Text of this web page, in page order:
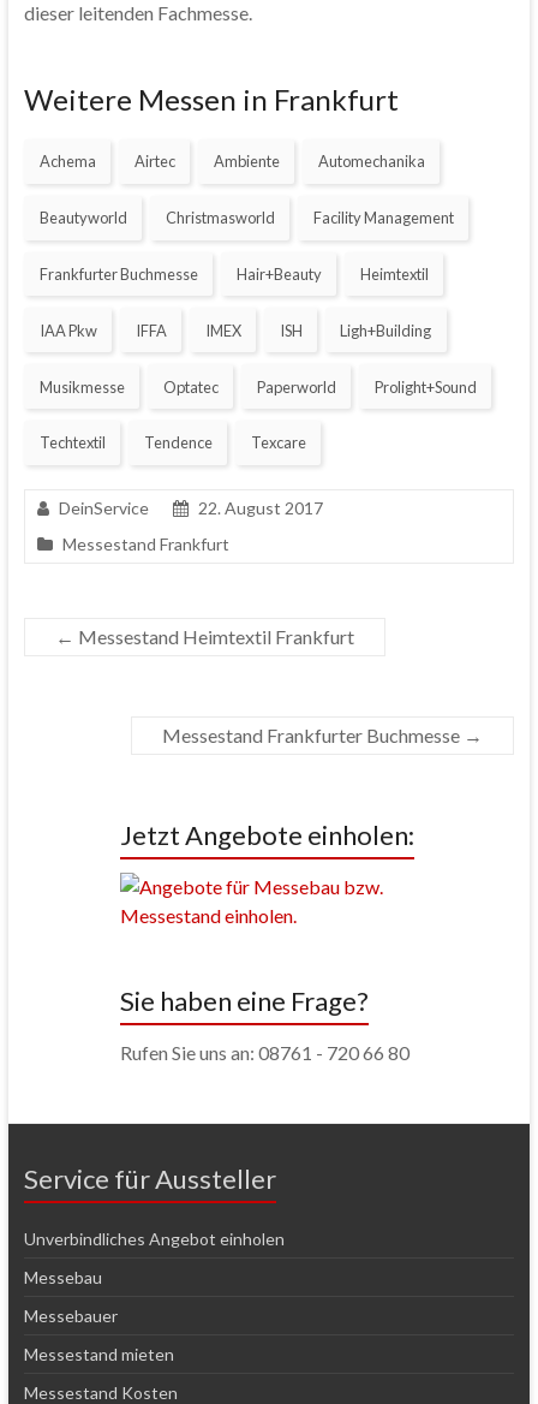
dieser leitenden Fachmesse.
Weitere Messen in Frankfurt
Achema Airtec Ambiente Automechanika
Beautyworld Christmasworld Facility Management
Frankfurter Buchmesse Hair+Beauty Heimtextil
IAA Pkw IFFA IMEX ISH Ligh+Building
Musikmesse Optatec Paperworld Prolight+Sound
Techtextil Tendence Texcare
DeinService
22. August 2017
Messestand Frankfurt
← Messestand Heimtextil Frankfurt
Messestand Frankfurter Buchmesse →
Jetzt Angebote einholen:
Sie haben eine Frage?
Rufen Sie uns an: 08761 - 720 66 80
Service für Aussteller
Unverbindliches Angebot einholen
Messebau
Messebauer
Messestand mieten
Messestand Kosten